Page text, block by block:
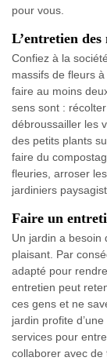
pour vous.
L’entretien
Confiez à la
massifs de fleurs
faire au moins
sens sont :
débroussailler les
des petits plants
faire du
fleuries, arroser
jardiniers
Faire un
Un jardin a besoin
plaisant. Par
adapté pour
entretien peut
ces gens et ne
jardin profite
services pour
collaborer avec de